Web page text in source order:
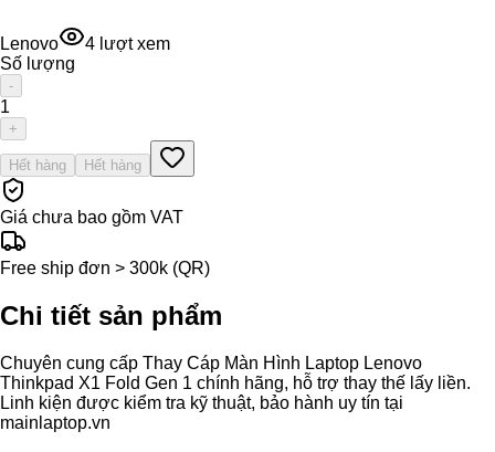
Lenovo 4 lượt xem
Số lượng
-
1
+
Hết hàng Hết hàng
Giá chưa bao gồm VAT
Free ship đơn > 300k (QR)
Chi tiết sản phẩm
Chuyên cung cấp Thay Cáp Màn Hình Laptop Lenovo
Thinkpad X1 Fold Gen 1 chính hãng, hỗ trợ thay thế lấy liền.
Linh kiện được kiểm tra kỹ thuật, bảo hành uy tín tại
mainlaptop.vn